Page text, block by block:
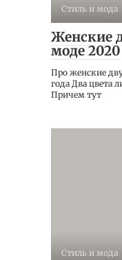
Стиль и мода
Женские
моде 2020
Про женские
года Два цвета
Причем тут
Стиль и мода